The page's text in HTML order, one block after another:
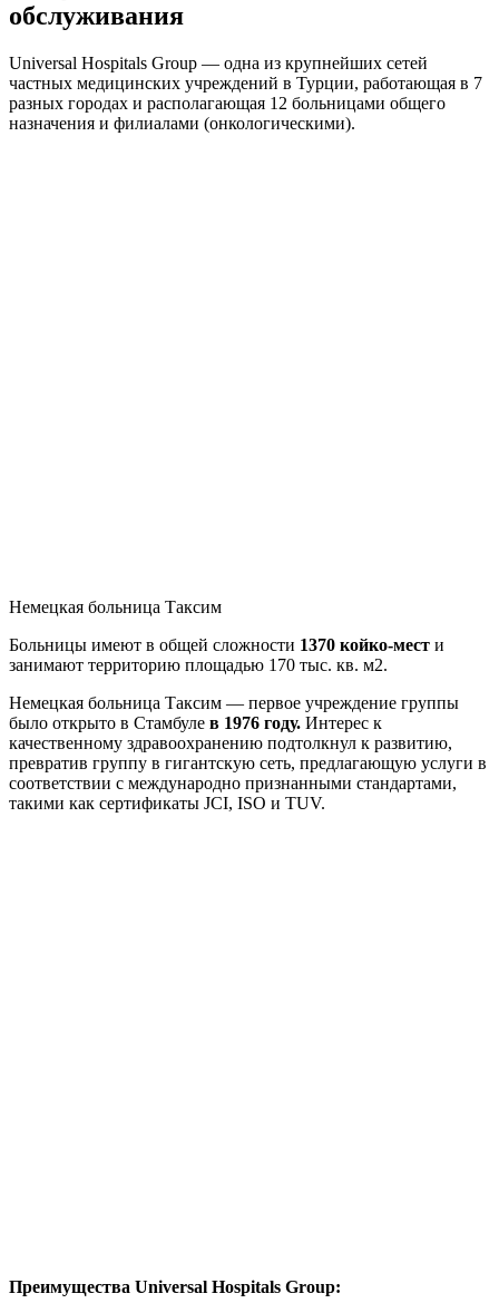
обслуживания
Universal Hospitals Group — одна из крупнейших сетей
частных медицинских учреждений в Турции, работающая в 7
разных городах и располагающая 12 больницами общего
назначения и филиалами (онкологическими).
Немецкая больница Таксим
Больницы имеют в общей сложности 1370 койко-мест и
занимают территорию площадью 170 тыс. кв. м2.
Немецкая больница Таксим — первое учреждение группы
было открыто в Стамбуле в 1976 году. Интерес к
качественному здравоохранению подтолкнул к развитию,
превратив группу в гигантскую сеть, предлагающую услуги в
соответствии с международно признанными стандартами,
такими как сертификаты JCI, ISO и TUV.
Преимущества Universal Hospitals Group: